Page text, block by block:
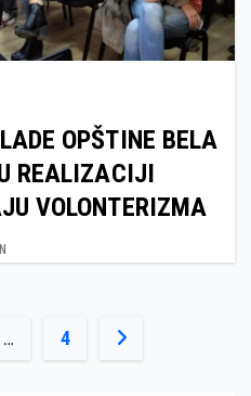
OPŠTINE BELA
REALIZACIJI
VOLONTERIZMA
… 4